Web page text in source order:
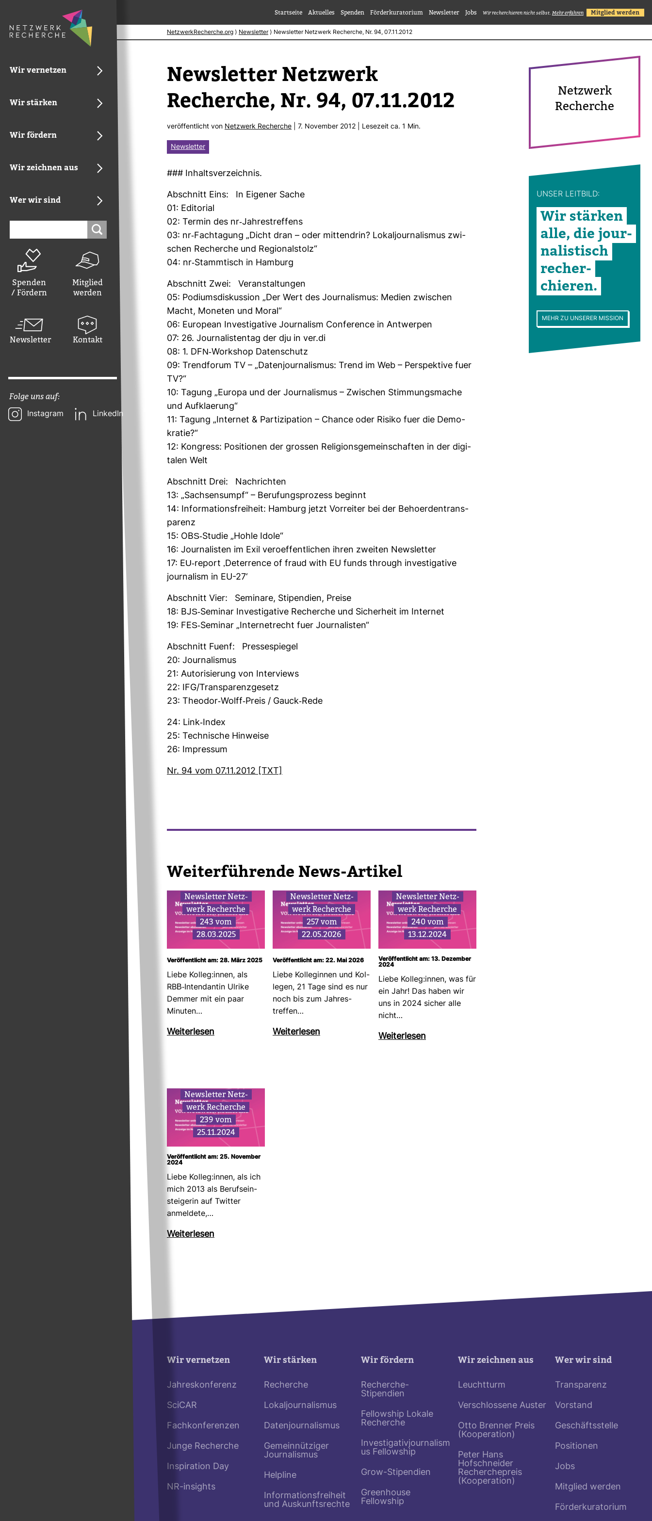
Wir vernetzen
Wir stärken
Wir fördern
Wir zeichnen aus
Wer wir sind
Spenden
/ Fördern
Mitglied
werden
Newsletter Kontakt
Folge uns auf:
Instagram LinkedIn
Startseite Aktuelles Spenden Förderkuratorium Newsletter Jobs Wir recherchieren nicht selbst. Mehr erfahren Mitglied werden
NetzwerkRecherche.org ⟩ Newsletter⟩ Newsletter Netzwerk Recherche, Nr. 94, 07.11.2012
News­letter Netz­werk
Recherche, Nr. 94, 07.11.2012
ver­öf­fent­licht von Netz­werk Recherche | 7. November 2012 | Lese­zeit ca. 1 Min.
Newsletter
### Inhalts­ver­zeichnis.
Abschnitt Eins: In Eigener Sache
01: Edi­to­rial
02: Termin des nr-​Jah­res­tref­fens
03: nr-​Fach­ta­gung „Dicht dran – oder mit­ten­drin? Lokal­jour­na­lismus zwi­
schen Recherche und Regio­nal­stolz“
04: nr-​Stamm­tisch in Ham­burg
Abschnitt Zwei: Ver­an­stal­tungen
05: Podi­ums­dis­kus­sion „Der Wert des Jour­na­lismus: Medien zwi­schen
Macht, Moneten und Moral“
06: European Inves­ti­ga­tive Jour­na­lism Con­fe­rence in Ant­werpen
07: 26. Jour­na­lis­tentag der dju in ver.di
08: 1. DFN-​Work­shop Daten­schutz
09: Trend­forum TV – „Daten­jour­na­lismus: Trend im Web – Per­spek­tive fuer
TV?“
10: Tagung „Europa und der Jour­na­lismus – Zwi­schen Stim­mungs­mache
und Auf­kla­e­rung“
11: Tagung „Internet & Par­ti­zi­pa­tion – Chance oder Risiko fuer die Demo­
kratie?“
12: Kon­gress: Posi­tionen der grossen Reli­gi­ons­ge­mein­schaften in der digi­
talen Welt
Abschnitt Drei: Nach­richten
13: „Sach­sen­sumpf“ – Beru­fungs­pro­zess beginnt
14: Infor­ma­ti­ons­frei­heit: Ham­burg jetzt Vor­reiter bei der Beho­er­den­trans­
pa­renz
15: OBS-​Studie „Hohle Idole“
16: Jour­na­listen im Exil ver­o­ef­fent­li­chen ihren zweiten News­letter
17: EU-​report ‚Deter­rence of fraud with EU funds through inves­ti­ga­tive
jour­na­lism in EU-27‘
Abschnitt Vier: Semi­nare, Sti­pen­dien, Preise
18: BJS-​Seminar Inves­ti­ga­tive Recherche und Sicher­heit im Internet
19: FES-​Seminar „Inter­net­recht fuer Jour­na­listen“
Abschnitt Fuenf: Pres­se­spiegel
20: Jour­na­lismus
21: Auto­ri­sie­rung von Inter­views
22: IFG/Trans­pa­renz­ge­setz
23: Theodor-​Wolff-​Preis / Gauck-​Rede
24: Link-​Index
25: Tech­ni­sche Hin­weise
26: Impressum
Nr. 94 vom 07.11.2012 [TXT]
Wei­ter­füh­rende News-​Artikel
News­letter Netz­
werk Recherche
243 vom
28.03.2025
Veröffentlicht am: 28. März 2025
Liebe Kolleg:innen, als
RBB-​Inten­dantin Ulrike
Demmer mit ein paar
Minuten…
Wei­ter­lesen
News­letter Netz­
werk Recherche
257 vom
22.05.2026
Veröffentlicht am: 22. Mai 2026
Liebe Kol­le­ginnen und Kol­
legen, 21 Tage sind es nur
noch bis zum Jah­res­
treffen…
Wei­ter­lesen
News­letter Netz­
werk Recherche
240 vom
13.12.2024
Veröffentlicht am: 13. Dezember
2024
Liebe Kolleg:innen, was für
ein Jahr! Das haben wir
uns in 2024 sicher alle
nicht…
Wei­ter­lesen
News­letter Netz­
werk Recherche
239 vom
25.11.2024
Veröffentlicht am: 25. November
2024
Liebe Kolleg:innen, als ich
mich 2013 als Berufs­ein­
stei­gerin auf Twitter
anmel­dete,…
Wei­ter­lesen
Netz­werk
Recherche
UNSER LEIT­BILD:
Wir stärken
alle, die jour­
na­lis­tisch
recher­
chieren.
MEHR ZU UNSERER MISSION
Wir vernetzen
Jahreskonferenz
SciCAR
Fachkonferenzen
Junge Recherche
Inspiration Day
NR-insights
Wir stärken
Recherche
Lokaljournalismus
Datenjournalismus
Gemeinnütziger
Journalismus
Helpline
Informationsfreiheit
und Auskunftsrechte
Wir fördern
Recherche-
Stipendien
Fellowship Lokale
Recherche
Investigativjournalism
us Fellowship
Grow-Stipendien
Greenhouse
Fellowship
Wir zeichnen aus
Leuchtturm
Verschlossene Auster
Otto Brenner Preis
(Kooperation)
Peter Hans
Hofschneider
Recherchepreis
(Kooperation)
Wer wir sind
Transparenz
Vorstand
Geschäftsstelle
Positionen
Jobs
Mitglied werden
Förderkuratorium